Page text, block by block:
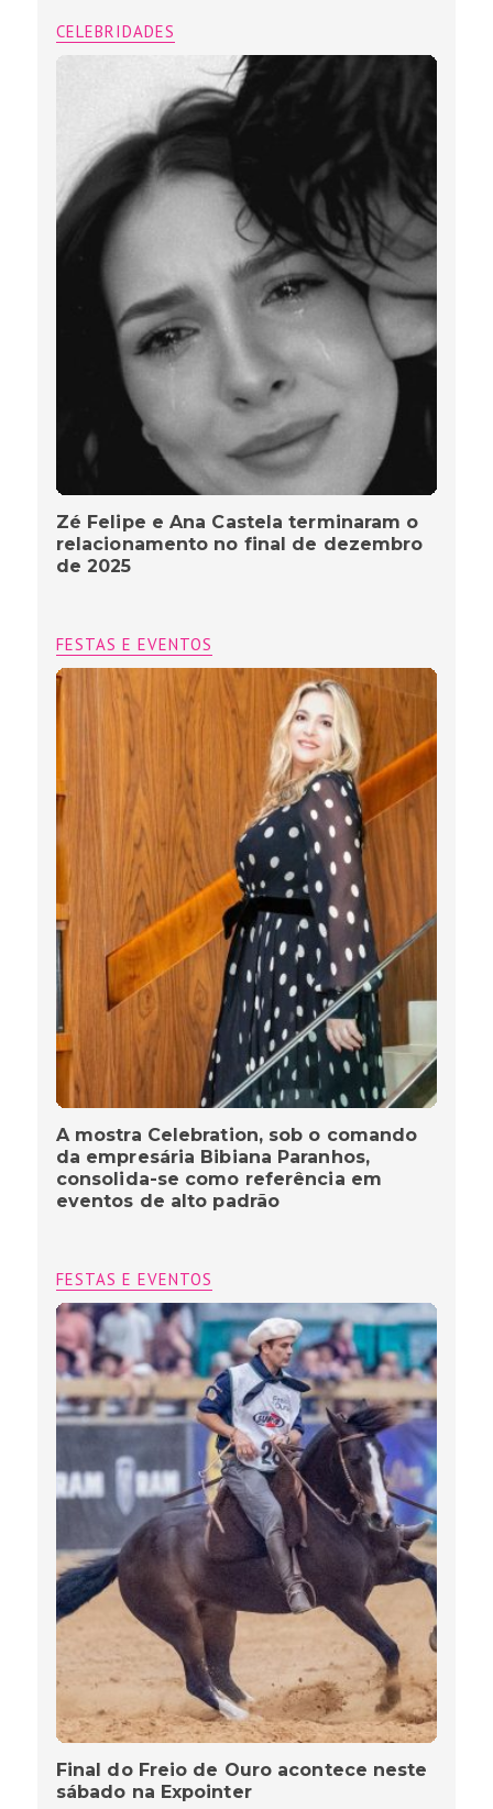
CELEBRIDADES
Zé Felipe e Ana Castela terminaram o
relacionamento no final de dezembro
de 2025
FESTAS E EVENTOS
A mostra Celebration, sob o comando
da empresária Bibiana Paranhos,
consolida-se como referência em
eventos de alto padrão
FESTAS E EVENTOS
Final do Freio de Ouro acontece neste
sábado na Expointer